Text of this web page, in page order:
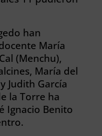
han
María
(Menchu),
María del
Judith García
la Torre ha
Ignacio Benito